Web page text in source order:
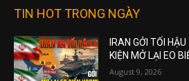
TIN HOT TRONG NGÀY
IRAN GỞI TỐI
KIỆN MỞ LẠI EO
August 9, 2026